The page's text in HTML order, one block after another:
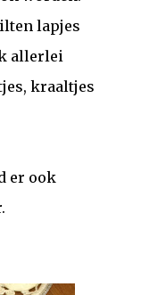
lapjes
allerlei
kraaltjes
er ook